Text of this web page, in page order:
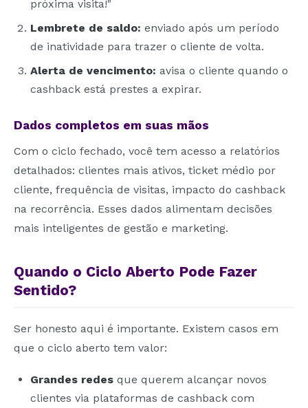
próxima visita!"
Lembrete de saldo: enviado após um período
de inatividade para trazer o cliente de volta.
Alerta de vencimento: avisa o cliente quando o
cashback está prestes a expirar.
Dados completos em suas mãos
Com o ciclo fechado, você tem acesso a relatórios
detalhados: clientes mais ativos, ticket médio por
cliente, frequência de visitas, impacto do cashback
na recorrência. Esses dados alimentam decisões
mais inteligentes de gestão e marketing.
Quando o Ciclo Aberto Pode Fazer
Sentido?
Ser honesto aqui é importante. Existem casos em
que o ciclo aberto tem valor:
Grandes redes que querem alcançar novos
clientes via plataformas de cashback com